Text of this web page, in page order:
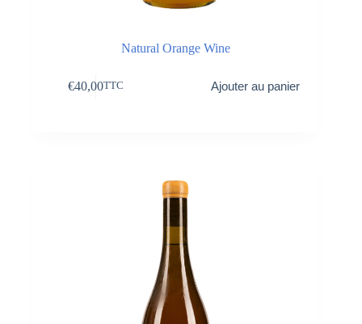
Natural Orange Wine
€40,00TTC Ajouter au panier